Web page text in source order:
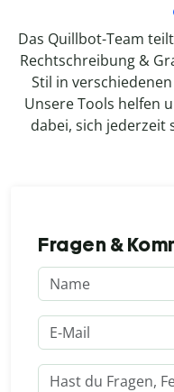
Das Quillbot-Team
Rechtschreibung &
Stil in
Unsere Tools helfen
dabei, sich jederzeit
Fragen &